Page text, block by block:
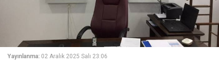
Yayınlanma: 02 Aralık 2025 Salı 23:06